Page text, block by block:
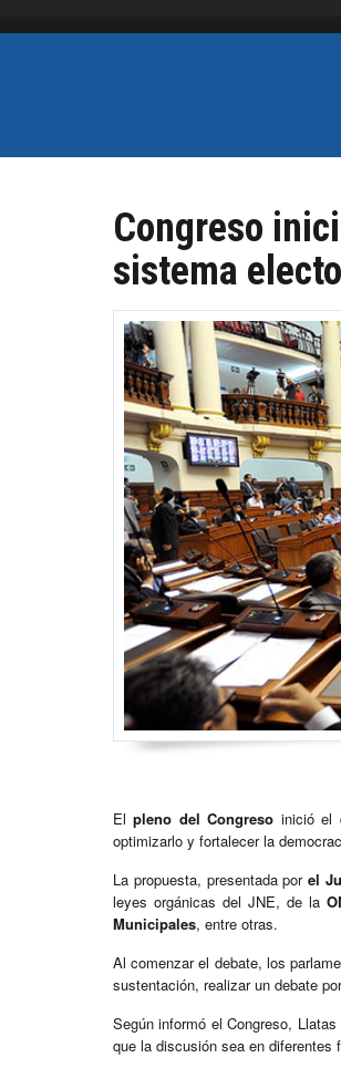
Congreso
sistema
Elpleno del Congreso inició el
optimizarlo y fortalecer la
La propuesta, presentada porel
leyes orgánicas del JNE, de la
Municipales, entre otras.
Al comenzar el debate, los
sustentación, realizar un debate
Según informó el Congreso,
que la discusión sea en diferentes